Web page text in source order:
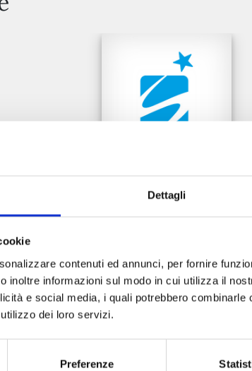
Dettagli
contenuti ed annunci, per fornire
inoltre informazioni sul modo in cui utilizza il
e social media, i quali potrebbero
dei loro servizi.
Preferenze
20/10/2026